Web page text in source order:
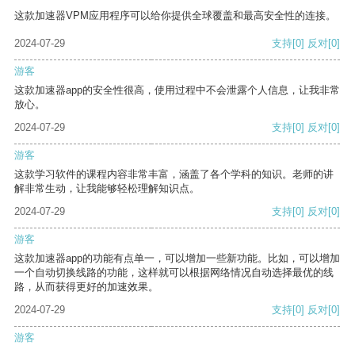
这款加速器VPM应用程序可以给你提供全球覆盖和最高安全性的连接。
2024-07-29 支持[0] 反对[0]
游客
这款加速器app的安全性很高，使用过程中不会泄露个人信息，让我非常
放心。
2024-07-29
支持[0] 反对[0]
游客
这款学习软件的课程内容非常丰富，涵盖了各个学科的知识。老师的讲
解非常生动，让我能够轻松理解知识点。
2024-07-29
支持[0] 反对[0]
游客
这款加速器app的功能有点单一，可以增加一些新功能。比如，可以增加
一个自动切换线路的功能，这样就可以根据网络情况自动选择最优的线
路，从而获得更好的加速效果。
2024-07-29
支持[0] 反对[0]
游客